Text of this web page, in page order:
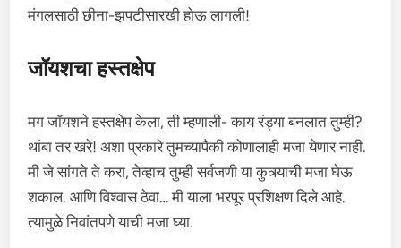
मंगलसाठी छीना-झपटीसारखी होऊ लागली!
जॉयशचा हस्तक्षेप
मग जॉयशने हस्तक्षेप केला, ती म्हणाली- काय रंड्या बनलात तुम्ही?
थांबा तर खरे! अशा प्रकारे तुमच्यापैकी कोणालाही मजा येणार नाही.
मी जे सांगते ते करा, तेव्हाच तुम्ही सर्वजणी या कुत्र्याची मजा घेऊ
शकाल. आणि विश्वास ठेवा… मी याला भरपूर प्रशिक्षण दिले आहे.
त्यामुळे निवांतपणे याची मजा घ्या.